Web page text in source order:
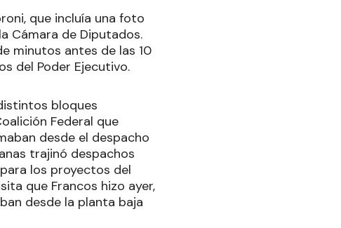
que incluía una foto
Cámara de Diputados.
minutos antes de las 10
del Poder Ejecutivo.
bloques
Federal que
desde el despacho
trajinó despachos
los proyectos del
que Francos hizo ayer,
desde la planta baja